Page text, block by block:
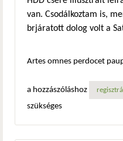
van. Csodálkoztam is,
brjáratott dolog volt a
Artes omnes perdocet
a hozzászóláshoz
szükséges